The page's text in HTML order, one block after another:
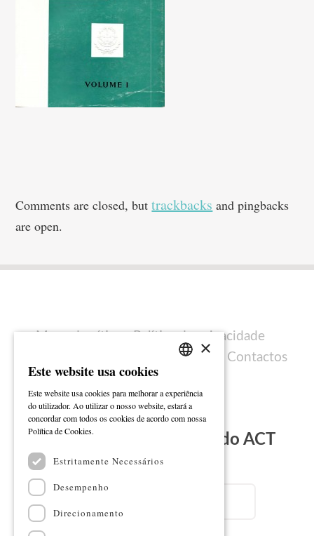
Comments are closed, buttrackbacks and pingbacks
are open.
Mapa do sítio
Política de privacidade
Ficha técnica Contactos
Subscreva a Newsletter do ACT
ENGLISH
×
Este website usa cookies
Este website usa cookies para melhorar a experiência
do utilizador. Ao utilizar o nosso website, estará a
concordar com todos os cookies de acordo com nossa
Política de Cookies.
Estritamente Necessários
Desempenho
Direcionamento